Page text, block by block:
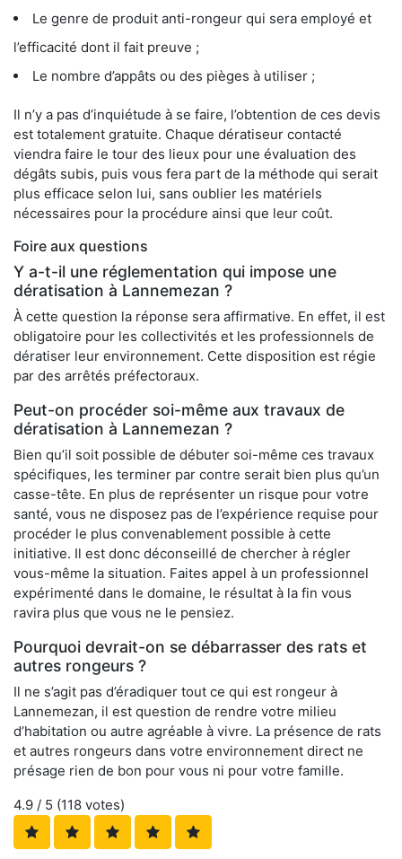
Le genre de produit anti-rongeur qui sera employé et
l’efficacité dont il fait preuve ;
Le nombre d’appâts ou des pièges à utiliser ;
Il n’y a pas d’inquiétude à se faire, l’obtention de ces devis
est totalement gratuite. Chaque dératiseur contacté
viendra faire le tour des lieux pour une évaluation des
dégâts subis, puis vous fera part de la méthode qui serait
plus efficace selon lui, sans oublier les matériels
nécessaires pour la procédure ainsi que leur coût.
Foire aux questions
Y a-t-il une réglementation qui impose une
dératisation à Lannemezan ?
À cette question la réponse sera affirmative. En effet, il est
obligatoire pour les collectivités et les professionnels de
dératiser leur environnement. Cette disposition est régie
par des arrêtés préfectoraux.
Peut-on procéder soi-même aux travaux de
dératisation à Lannemezan ?
Bien qu’il soit possible de débuter soi-même ces travaux
spécifiques, les terminer par contre serait bien plus qu’un
casse-tête. En plus de représenter un risque pour votre
santé, vous ne disposez pas de l’expérience requise pour
procéder le plus convenablement possible à cette
initiative. Il est donc déconseillé de chercher à régler
vous-même la situation. Faites appel à un professionnel
expérimenté dans le domaine, le résultat à la fin vous
ravira plus que vous ne le pensiez.
Pourquoi devrait-on se débarrasser des rats et
autres rongeurs ?
Il ne s’agit pas d’éradiquer tout ce qui est rongeur à
Lannemezan, il est question de rendre votre milieu
d’habitation ou autre agréable à vivre. La présence de rats
et autres rongeurs dans votre environnement direct ne
présage rien de bon pour vous ni pour votre famille.
4.9 / 5 (118 votes)